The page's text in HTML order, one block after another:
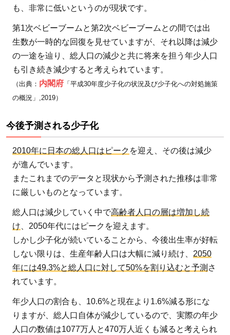
化
も、非常に低いというのが現状です。
第1次ベビーブームと第2次ベビーブームとの間では出
生数が一時的な回復を見せていますが、それ以降は減少
の一途を辿り、総人口の減少と共に将来を担う年少人口
も引き続き減少すると考えられています。
（出典： 内閣府 「平成30年度少子化の状況及び少子化への対処施策
の概況」,2019）
今後予測される少子化
2010年に日本の総人口はピーク を迎え、その後は減少
が進んでいます。
またこれまでのデータと現状から予測された推移は非常
に厳しいものとなっています。
総人口は減少していく中で高齢者人口の層は増加し続
け 、2050年代にはピークを迎えます。
しかし少子化が続いていることから、今後出生率が好転
しない限りは、生産年齢人口は大幅に減り続け、 2050
年には49.3%と総人口に対して50%を割り込むと予測 さ
れています。
年少人口の割合も、10.6%と現在より1.6%減る形にな
りますが、総人口自体が減少しているので、実際の年少
人口の数値は1077万人と470万人近くも減ると考えられ